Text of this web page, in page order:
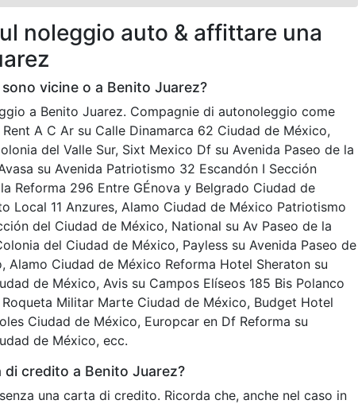
noleggio auto & affittare una
vicine o a Benito Juarez?
a Benito Juarez. Compagnie di autonoleggio come
A C Ar su Calle Dinamarca 62 Ciudad de México,
del Valle Sur, Sixt Mexico Df su Avenida Paseo de la
su Avenida Patriotismo 32 Escandón I Sección
Reforma 296 Entre GÉnova y Belgrado Ciudad de
Local 11 Anzures, Alamo Ciudad de México Patriotismo
del Ciudad de México, National su Av Paseo de la
del Ciudad de México, Payless su Avenida Paseo de
Alamo Ciudad de México Reforma Hotel Sheraton su
de México, Avis su Campos Elíseos 185 Bis Polanco
Militar Marte Ciudad de México, Budget Hotel
Ciudad de México, Europcar en Df Reforma su
de México, ecc.
credito a Benito Juarez?
una carta di credito. Ricorda che, anche nel caso in